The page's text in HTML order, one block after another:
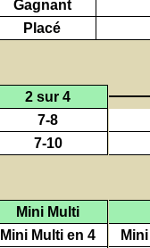
Gagnant
Placé
2 sur 4
7-8
7-10
Mini Multi
Mini Multi en 4